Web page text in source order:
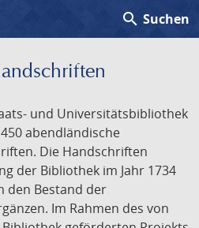
search Suchen
und Universitätsbibliothek
abendländische
Die Handschriften
der Bibliothek im Jahr 1734
den Bestand der
Im Rahmen des von